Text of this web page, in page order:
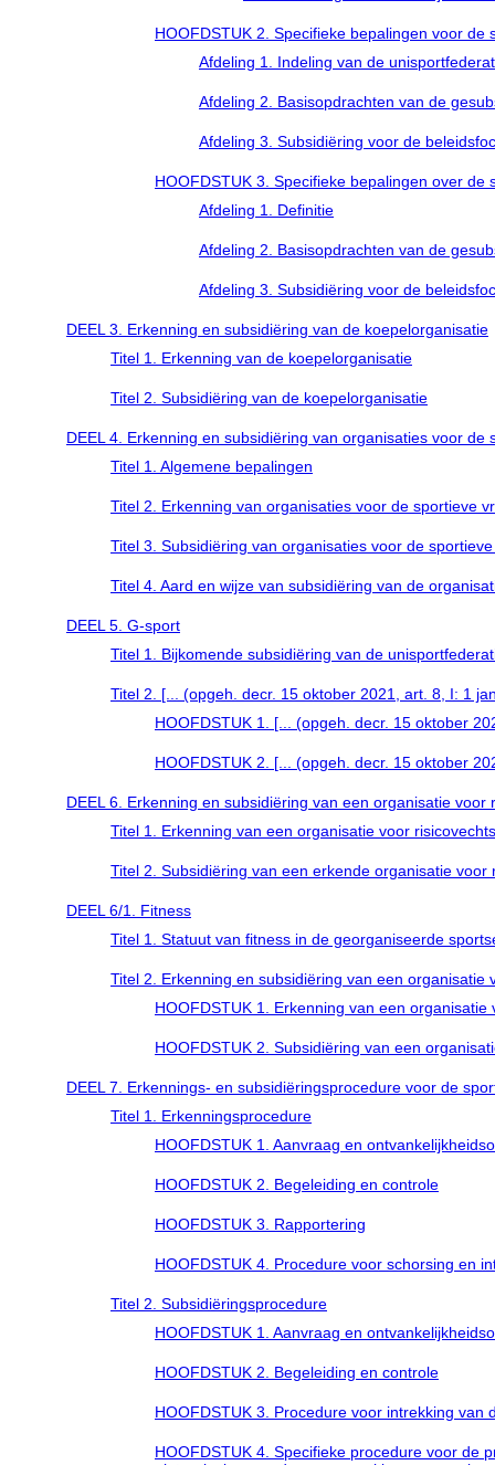
HOOFDSTUK 2. Specifieke bepalingen voor
Afdeling 1. Indeling van de
Afdeling 2. Basisopdrachten van de
Afdeling 3. Subsidiëring voor de
HOOFDSTUK 3. Specifieke bepalingen over
Afdeling 1. Definitie
Afdeling 2. Basisopdrachten van de
Afdeling 3. Subsidiëring voor de
DEEL 3. Erkenning en subsidiëring van de koepelorganisatie
Titel 1. Erkenning van de koepelorganisatie
Titel 2. Subsidiëring van de koepelorganisatie
DEEL 4. Erkenning en subsidiëring van organisaties voor de
Titel 1. Algemene bepalingen
Titel 2. Erkenning van organisaties voor de sportieve
Titel 3. Subsidiëring van organisaties voor de
Titel 4. Aard en wijze van subsidiëring van de
DEEL 5. G-sport
Titel 1. Bijkomende subsidiëring van de
Titel 2. [... (opgeh. decr. 15 oktober 2021, art. 8, I: 1
HOOFDSTUK 1. [... (opgeh. decr. 15 oktober
HOOFDSTUK 2. [... (opgeh. decr. 15 oktober
DEEL 6. Erkenning en subsidiëring van een organisatie voor
Titel 1. Erkenning van een organisatie voor
Titel 2. Subsidiëring van een erkende organisatie voor
DEEL 6/1. Fitness
Titel 1. Statuut van fitness in de georganiseerde
Titel 2. Erkenning en subsidiëring van een organisatie
HOOFDSTUK 1. Erkenning van een organisatie
HOOFDSTUK 2. Subsidiëring van een
DEEL 7. Erkennings- en subsidiëringsprocedure voor de
Titel 1. Erkenningsprocedure
HOOFDSTUK 1. Aanvraag en
HOOFDSTUK 2. Begeleiding en controle
HOOFDSTUK 3. Rapportering
HOOFDSTUK 4. Procedure voor schorsing en
Titel 2. Subsidiëringsprocedure
HOOFDSTUK 1. Aanvraag en
HOOFDSTUK 2. Begeleiding en controle
HOOFDSTUK 3. Procedure voor intrekking van
HOOFDSTUK 4. Specifieke procedure voor de